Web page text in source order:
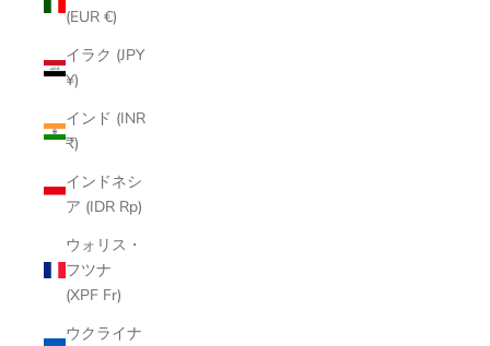
(EUR €)
イラク (JPY
¥)
インド (INR
₹)
インドネシ
ア (IDR Rp)
ウォリス・
フツナ
(XPF Fr)
ウクライナ